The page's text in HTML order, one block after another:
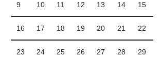
9 10 11 12 13 14 15
16 17 18 19 20 21 22
23 24 25 26 27 28 29